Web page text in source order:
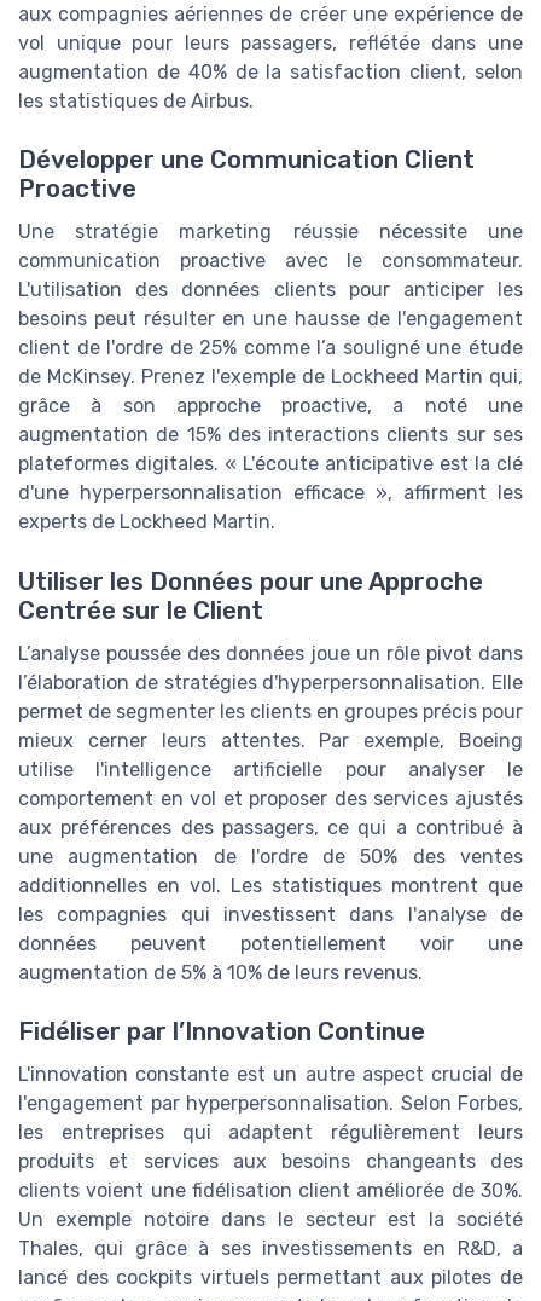
aux compagnies aériennes de créer une expérience de
vol unique pour leurs passagers, reflétée dans une
augmentation de 40% de la satisfaction client, selon
les statistiques de Airbus.
Développer une Communication Client
Proactive
Une stratégie marketing réussie nécessite une
communication proactive avec le consommateur.
L'utilisation des données clients pour anticiper les
besoins peut résulter en une hausse de l'engagement
client de l'ordre de 25% comme l’a souligné une étude
de McKinsey. Prenez l'exemple de Lockheed Martin qui,
grâce à son approche proactive, a noté une
augmentation de 15% des interactions clients sur ses
plateformes digitales. « L'écoute anticipative est la clé
d'une hyperpersonnalisation efficace », affirment les
experts de Lockheed Martin.
Utiliser les Données pour une Approche
Centrée sur le Client
L’analyse poussée des données joue un rôle pivot dans
l’élaboration de stratégies d'hyperpersonnalisation. Elle
permet de segmenter les clients en groupes précis pour
mieux cerner leurs attentes. Par exemple, Boeing
utilise l'intelligence artificielle pour analyser le
comportement en vol et proposer des services ajustés
aux préférences des passagers, ce qui a contribué à
une augmentation de l'ordre de 50% des ventes
additionnelles en vol. Les statistiques montrent que
les compagnies qui investissent dans l'analyse de
données peuvent potentiellement voir une
augmentation de 5% à 10% de leurs revenus.
Fidéliser par l’Innovation Continue
L'innovation constante est un autre aspect crucial de
l'engagement par hyperpersonnalisation. Selon Forbes,
les entreprises qui adaptent régulièrement leurs
produits et services aux besoins changeants des
clients voient une fidélisation client améliorée de 30%.
Un exemple notoire dans le secteur est la société
Thales, qui grâce à ses investissements en R&D, a
lancé des cockpits virtuels permettant aux pilotes de